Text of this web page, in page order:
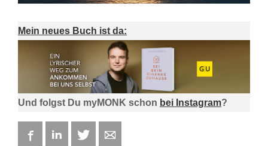
Mein neues Buch ist da:
Und folgst Du myMONK schon bei Instagram?
FacebookLinkedIn Twitter